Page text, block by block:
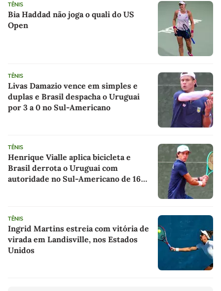
TÊNIS
Bia Haddad não joga o quali do US
Open
TÊNIS
Livas Damazio vence em simples e
duplas e Brasil despacha o Uruguai
por 3 a 0 no Sul-Americano
TÊNIS
Henrique Vialle aplica bicicleta e
Brasil derrota o Uruguai com
autoridade no Sul-Americano de 16
TÊNIS
Ingrid Martins estreia com vitória de
virada em Landisville, nos Estados
Unidos